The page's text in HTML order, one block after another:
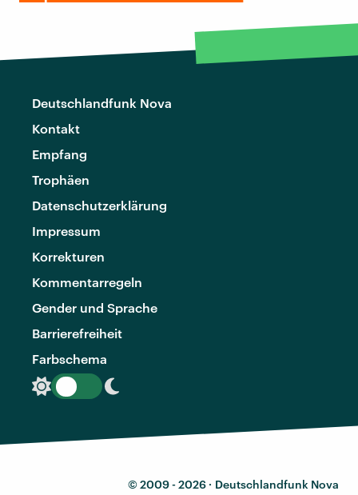
Deutschlandfunk Nova
Kontakt
Empfang
Trophäen
Datenschutzerklärung
Impressum
Korrekturen
Kommentarregeln
Gender und Sprache
Barrierefreiheit
Farbschema
© 2009 - 2026 · Deutschlandfunk Nova